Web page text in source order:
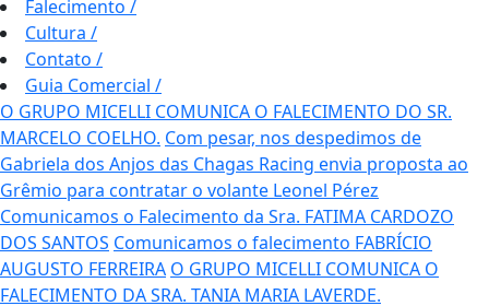
Falecimento /
Cultura /
Contato /
Guia Comercial /
O GRUPO MICELLI COMUNICA O FALECIMENTO DO SR.
MARCELO COELHO. Com pesar, nos despedimos de
Gabriela dos Anjos das Chagas Racing envia proposta ao
Grêmio para contratar o volante Leonel Pérez
Comunicamos o Falecimento da Sra. FATIMA CARDOZO
DOS SANTOS Comunicamos o falecimento FABRÍCIO
AUGUSTO FERREIRA O GRUPO MICELLI COMUNICA O
FALECIMENTO DA SRA. TANIA MARIA LAVERDE.